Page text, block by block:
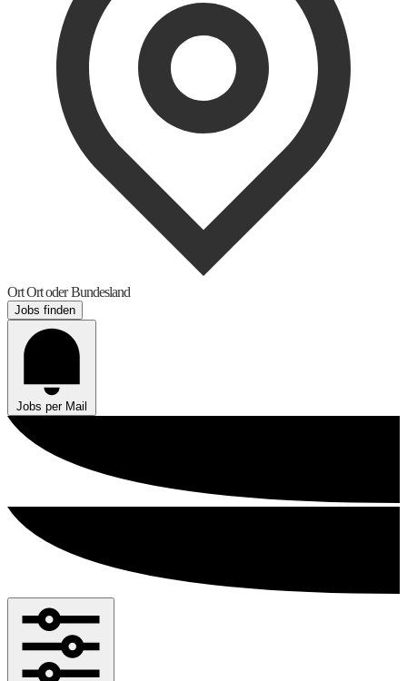
OrtOrt oder Bundesland
Jobs finden
Jobs per Mail